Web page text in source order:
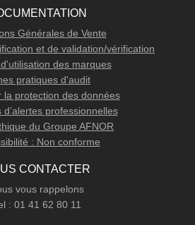
Générales de Vente
et de validation/vérification
des marques
pratiques d'audit
la protection des données
d’alertes professionnelles
du Groupe AFNOR
: Non conforme
CONTACTER
vous rappelons
: 01 41 62 80 11